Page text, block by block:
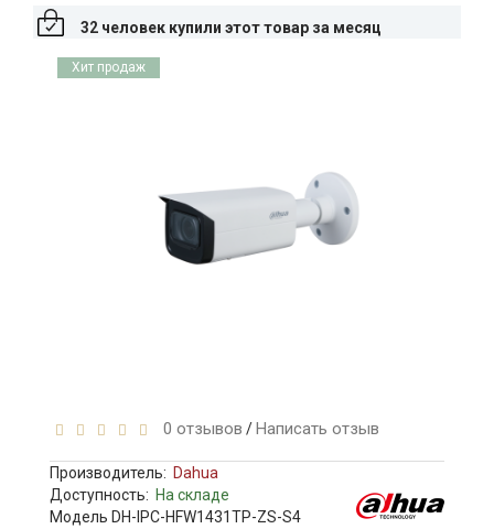
32 человек купили этот товар за месяц
Хит продаж
0 отзывов /Написать отзыв
Производитель: Dahua
Доступность: На складе
Модель DH-IPC-HFW1431TP-ZS-S4